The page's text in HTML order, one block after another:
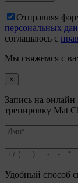
Отправляя
персональных
соглашаюсь с
Мы свяжемся с
×
Запись на онлайн
тренировку Mat
Удобный способ